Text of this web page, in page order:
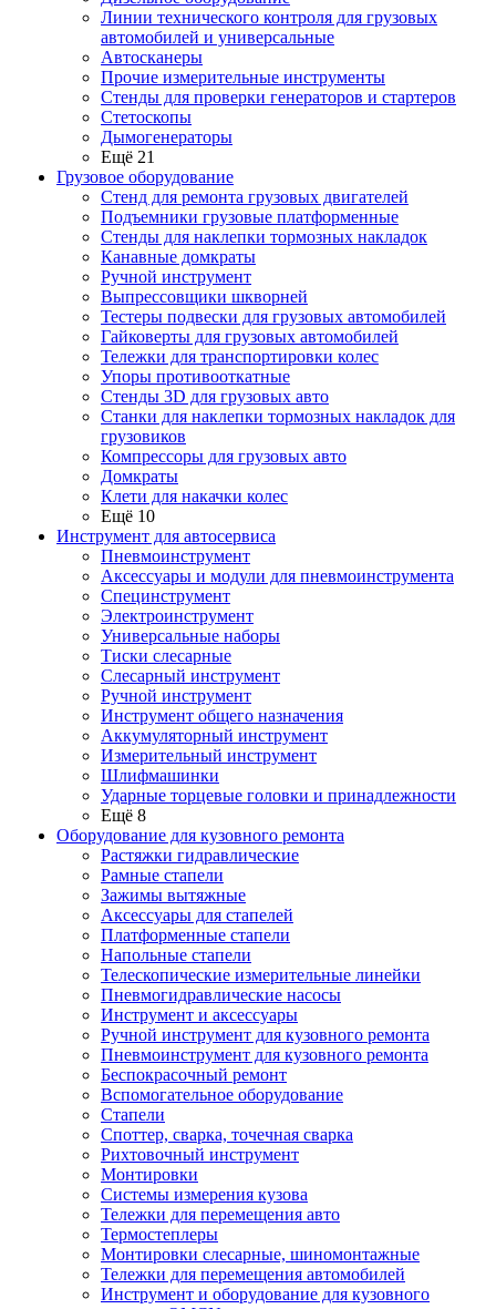
Линии технического контроля для грузовых
автомобилей и универсальные
Автосканеры
Прочие измерительные инструменты
Стенды для проверки генераторов и стартеров
Стетоскопы
Дымогенераторы
Ещё 21
Грузовое оборудование
Стенд для ремонта грузовых двигателей
Подъемники грузовые платформенные
Стенды для наклепки тормозных накладок
Канавные домкраты
Ручной инструмент
Выпрессовщики шкворней
Тестеры подвески для грузовых автомобилей
Гайковерты для грузовых автомобилей
Тележки для транспортировки колес
Упоры противооткатные
Стенды 3D для грузовых авто
Станки для наклепки тормозных накладок для
грузовиков
Компрессоры для грузовых авто
Домкраты
Клети для накачки колес
Ещё 10
Инструмент для автосервиса
Пневмоинструмент
Аксессуары и модули для пневмоинструмента
Специнструмент
Электроинструмент
Универсальные наборы
Тиски слесарные
Слесарный инструмент
Ручной инструмент
Инструмент общего назначения
Аккумуляторный инструмент
Измерительный инструмент
Шлифмашинки
Ударные торцевые головки и принадлежности
Ещё 8
Оборудование для кузовного ремонта
Растяжки гидравлические
Рамные стапели
Зажимы вытяжные
Аксессуары для стапелей
Платформенные стапели
Напольные стапели
Телескопические измерительные линейки
Пневмогидравлические насосы
Инструмент и аксессуары
Ручной инструмент для кузовного ремонта
Пневмоинструмент для кузовного ремонта
Беспокрасочный ремонт
Вспомогательное оборудование
Стапели
Споттер, сварка, точечная сварка
Рихтовочный инструмент
Монтировки
Системы измерения кузова
Тележки для перемещения авто
Термостеплеры
Монтировки слесарные, шиномонтажные
Тележки для перемещения автомобилей
Инструмент и оборудование для кузовного